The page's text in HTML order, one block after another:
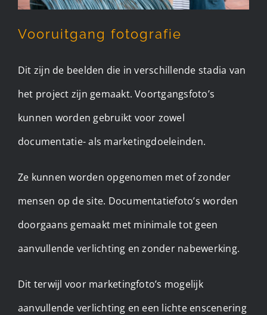
Vooruitgang fotografie
Dit zijn de beelden die in verschillende stadia van
het project zijn gemaakt. Voortgangsfoto’s
kunnen worden gebruikt voor zowel
documentatie- als marketingdoeleinden.
Ze kunnen worden opgenomen met of zonder
mensen op de site. Documentatiefoto’s worden
doorgaans gemaakt met minimale tot geen
aanvullende verlichting en zonder nabewerking.
Dit terwijl voor marketingfoto’s mogelijk
aanvullende verlichting en een lichte enscenering